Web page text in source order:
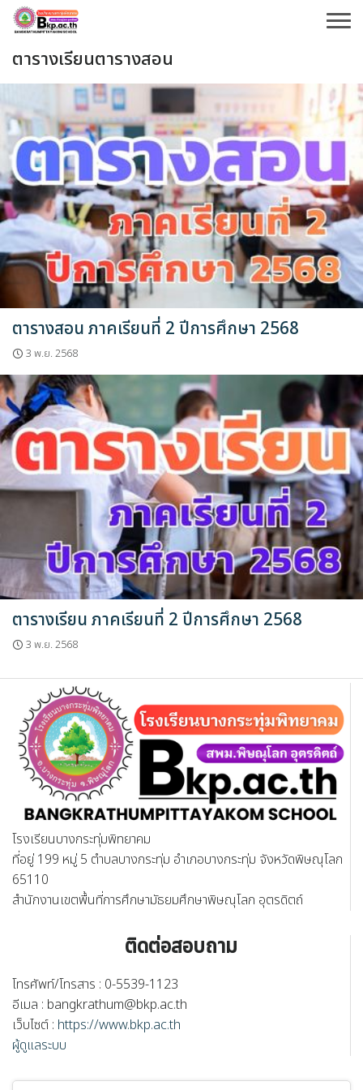
Skip
content
ตารางเรียนตารางสอน
ตารางสอน ภาคเรียนที่ 2 ปีการศึกษา 2568
3 พ.ย. 2568
ตารางเรียน ภาคเรียนที่ 2 ปีการศึกษา 2568
3 พ.ย. 2568
โรงเรียนบางกระทุ่มพิทยาคม
ที่อยู่ 199 หมู่ 5 ตำบลบางกระทุ่ม อำเภอบางกระทุ่ม จังหวัดพิษณุโลก
65110
สำนักงานเขตพื้นที่การศึกษามัธยมศึกษาพิษณุโลก อุตรดิตถ์
ติดต่อสอบถาม
โทรศัพท์/โทรสาร : 0-5539-1123
อีเมล : bangkrathum@bkp.ac.th
เว็บไซต์ : https://www.bkp.ac.th
ผู้ดูแลระบบ